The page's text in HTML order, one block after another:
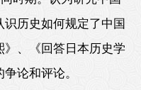
历史如何规定了中国
、《回答日本历史学
论和评论。